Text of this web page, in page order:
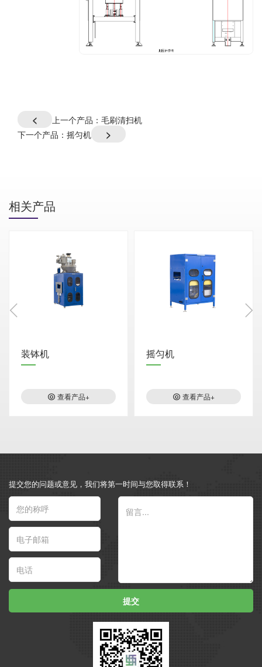
< 上一个产品： 毛刷清扫机
下一个产品： 摇匀机 >
相关产品
装钵机
查看产品+
摇匀机
查看产品+
提交您的问题或意见，我们将第一时间与您取得联系！
提交